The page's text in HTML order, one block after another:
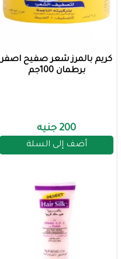
كريم بالمرز شعر صفيح اصفر
برطمان 100جم
200 جنيه
أضف إلى السلة